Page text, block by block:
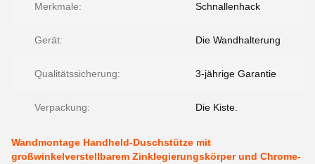
Merkmale: Schnallenhack
Gerät: Die Wandhalterung
Qualitätssicherung: 3-jährige Garantie
Verpackung: Die Kiste.
Wandmontage Handheld-Duschstütze mit
großwinkelverstellbarem Zinklegierungskörper und Chrome-